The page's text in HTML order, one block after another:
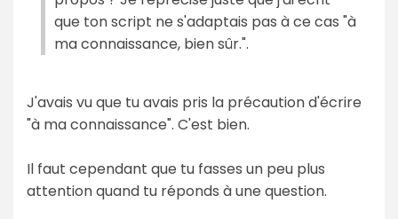
que ton script ne s'adaptais pas à ce cas "à
ma connaissance, bien sûr.".
J'avais vu que tu avais pris la précaution d'écrire
"à ma connaissance". C'est bien.
Il faut cependant que tu fasses un peu plus
attention quand tu réponds à une question.